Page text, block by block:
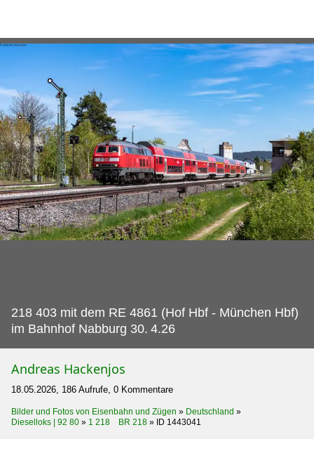
218 403 mit dem RE 4861 (Hof Hbf - München Hbf)
im Bahnhof Nabburg 30. 4.26
Andreas Hackenjos
18.05.2026, 186 Aufrufe, 0 Kommentare
Bilder und Fotos von Eisenbahn und Zügen » Deutschland »
Dieselloks | 92 80 » 1 218 BR 218 » ID 1443041